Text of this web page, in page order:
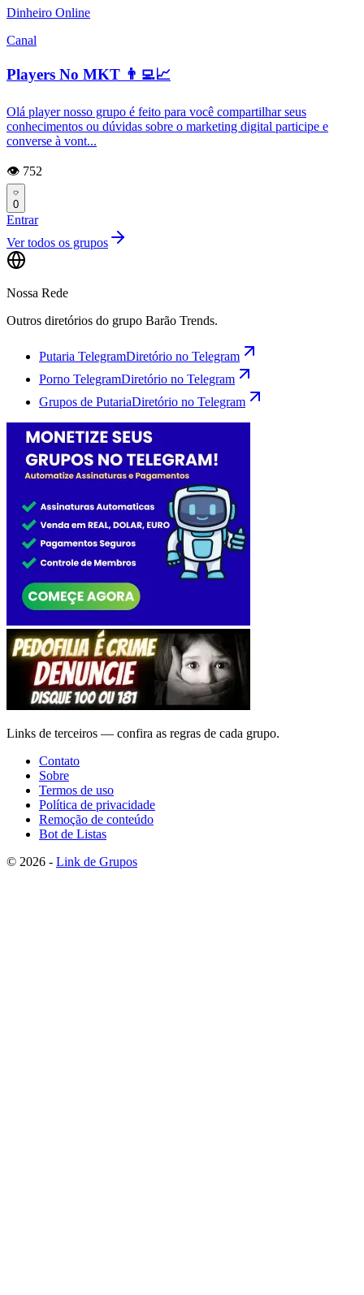
Dinheiro Online
Canal
Players No MKT 👨‍💻📈
Olá player nosso grupo é feito para você compartilhar seus
conhecimentos ou dúvidas sobre o marketing digital participe e
converse à vont...
👁️ 752
0
Entrar
Ver todos os grupos
Nossa Rede
Outros diretórios do grupo Barão Trends.
Putaria TelegramDiretório no Telegram
Porno TelegramDiretório no Telegram
Grupos de PutariaDiretório no Telegram
Links de terceiros — confira as regras de cada grupo.
Contato
Sobre
Termos de uso
Política de privacidade
Remoção de conteúdo
Bot de Listas
© 2026 - Link de Grupos